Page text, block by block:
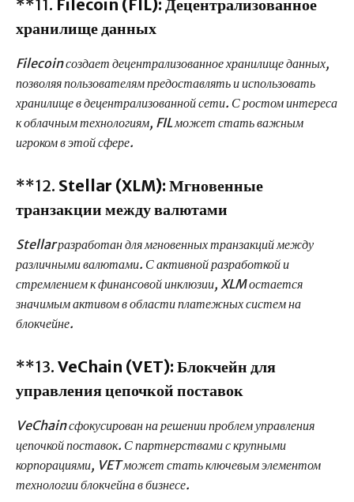
**11. Filecoin (FIL): Децентрализованное
хранилище данных
Filecoin создает децентрализованное хранилище данных,
позволяя пользователям предоставлять и использовать
хранилище в децентрализованной сети. С ростом интереса
к облачным технологиям, FIL может стать важным
игроком в этой сфере.
**12. Stellar (XLM): Мгновенные
транзакции между валютами
Stellar разработан для мгновенных транзакций между
различными валютами. С активной разработкой и
стремлением к финансовой инклюзии, XLM остается
значимым активом в области платежных систем на
блокчейне.
**13. VeChain (VET): Блокчейн для
управления цепочкой поставок
VeChain сфокусирован на решении проблем управления
цепочкой поставок. С партнерствами с крупными
корпорациями, VET может стать ключевым элементом
технологии блокчейна в бизнесе.